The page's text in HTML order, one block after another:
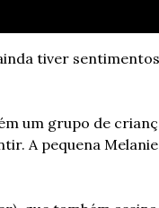
tiver
um grupo de
A pequena